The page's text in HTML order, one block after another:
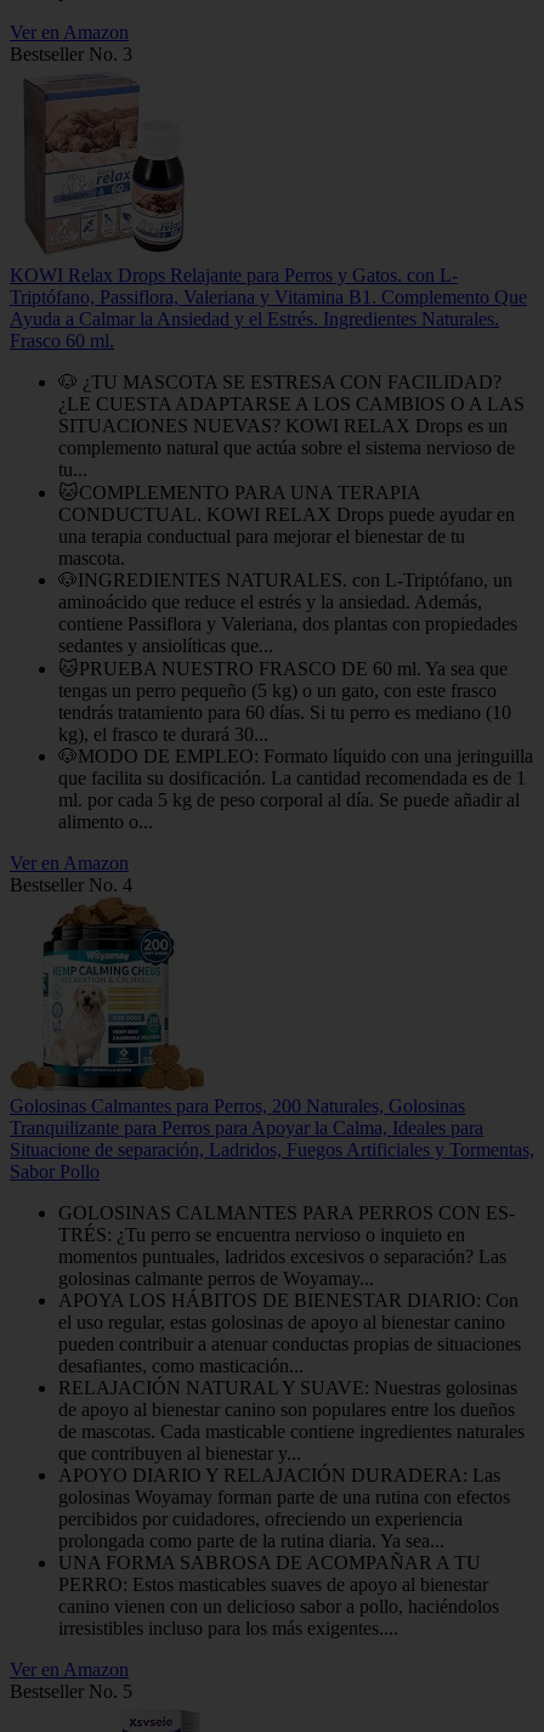
Ver en Amazon
Bestseller No. 3
KOWI Relax Drops Relajante para Perros y Gatos. con L-
Triptófano, Passiflora, Valeriana y Vitamina B1. Complemento Que
Ayuda a Calmar la Ansiedad y el Estrés. Ingredientes Naturales.
Frasco 60 ml.
🐶 ¿TU MASCOTA SE ESTRESA CON FACILIDAD?
¿LE CUESTA ADAPTARSE A LOS CAMBIOS O A LAS
SITUACIONES NUEVAS? KOWI RELAX Drops es un
complemento natural que actúa sobre el sistema nervioso de
tu...
🐱COMPLEMENTO PARA UNA TERAPIA
CONDUCTUAL. KOWI RELAX Drops puede ayudar en
una terapia conductual para mejorar el bienestar de tu
mascota.
🐶INGREDIENTES NATURALES. con L-Triptófano, un
aminoácido que reduce el estrés y la ansiedad. Además,
contiene Passiflora y Valeriana, dos plantas con propiedades
sedantes y ansiolíticas que...
🐱PRUEBA NUESTRO FRASCO DE 60 ml. Ya sea que
tengas un perro pequeño (5 kg) o un gato, con este frasco
tendrás tratamiento para 60 días. Si tu perro es mediano (10
kg), el frasco te durará 30...
🐶MODO DE EMPLEO: Formato líquido con una jeringuilla
que facilita su dosificación. La cantidad recomendada es de 1
ml. por cada 5 kg de peso corporal al día. Se puede añadir al
alimento o...
Ver en Amazon
Bestseller No. 4
Golosinas Calmantes para Perros, 200 Naturales, Golosinas
Tranquilizante para Perros para Apoyar la Calma, Ideales para
Situacione de separación, Ladridos, Fuegos Artificiales y Tormentas,
Sabor Pollo
GOL­OSI­NAS CAL­MAN­TES PARA PER­ROS CON ES­
TRÉS: ¿Tu perro se encuentra nervioso o inquieto en
momentos puntuales, ladridos excesivos o separación? Las
golosinas calmante perros de Woyamay...
APOYA LOS HÁBITOS DE BIENESTAR DIARIO: Con
el uso regular, estas golosinas de apoyo al bienestar canino
pueden contribuir a atenuar conductas propias de situaciones
desafiantes, como masticación...
RELAJACIÓN NATURAL Y SUAVE: Nuestras golosinas
de apoyo al bienestar canino son populares entre los dueños
de mascotas. Cada masticable contiene ingredientes naturales
que contribuyen al bienestar y...
APOYO DIARIO Y RELAJACIÓN DURADERA: Las
golosinas Woyamay forman parte de una rutina con efectos
percibidos por cuidadores, ofreciendo un experiencia
prolongada como parte de la rutina diaria. Ya sea...
UNA FORMA SABROSA DE ACOMPAÑAR A TU
PERRO: Estos masticables suaves de apoyo al bienestar
canino vienen con un delicioso sabor a pollo, haciéndolos
irresistibles incluso para los más exigentes....
Ver en Amazon
Bestseller No. 5